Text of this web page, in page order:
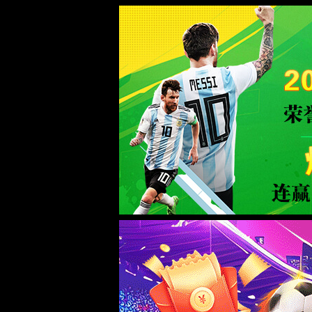
世界杯冠军预测入口|中国官网